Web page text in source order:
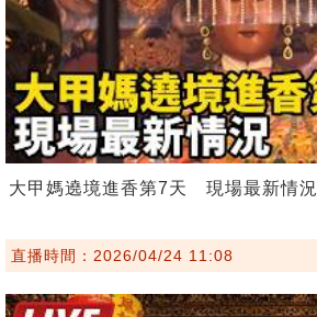
大甲媽遶境進香第7天 現場最新情況
直播時間：2026/04/24 11:08